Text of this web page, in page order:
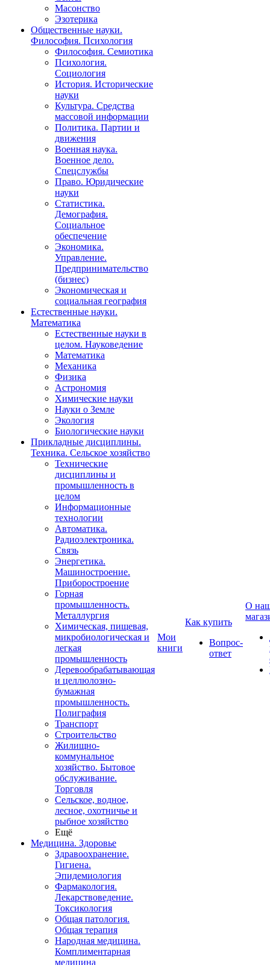
Масонство
Эзотерика
Общественные науки.
Философия. Психология
Философия. Семиотика
Психология.
Социология
История. Исторические
науки
Культура. Средства
массовой информации
Политика. Партии и
движения
Военная наука.
Военное дело.
Спецслужбы
Право. Юридические
науки
Статистика.
Демография.
Социальное
обеспечение
Экономика.
Управление.
Предпринимательство
(бизнес)
Экономическая и
социальная география
Естественные науки.
Математика
Естественные науки в
целом. Науковедение
Математика
Механика
Физика
Астрономия
Химические науки
Науки о Земле
Экология
Биологические науки
Прикладные дисциплины.
Техника. Сельское хозяйство
Технические
дисциплины и
промышленность в
целом
Информационные
технологии
Автоматика.
Радиоэлектроника.
Связь
Энергетика.
Машиностроение.
Приборостроение
Горная
промышленность.
Металлургия
Химическая, пищевая,
микробиологическая и
легкая
промышленность
Деревообрабатывающая
и целлюлозно-
бумажная
промышленность.
Полиграфия
Транспорт
Строительство
Жилищно-
коммунальное
хозяйство. Бытовое
обслуживание.
Торговля
Сельское, водное,
лесное, охотничье и
рыбное хозяйство
Ещё
Медицина. Здоровье
Здравоохранение.
Гигиена.
Эпидемиология
Фармакология.
Лекарствоведение.
Токсикология
Общая патология.
Общая терапия
Народная медицина.
Комплиментарная
медицина
Мои
книги
Как купить
Вопрос-
ответ
О